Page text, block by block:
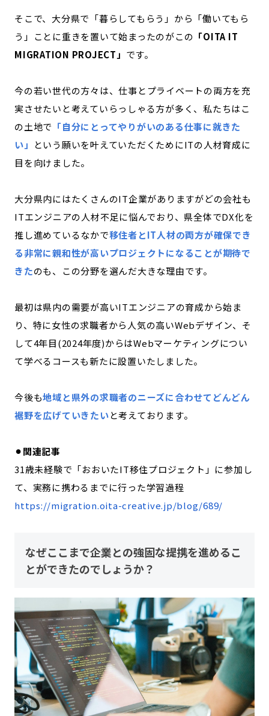
そこで、大分県で「暮らしてもらう」から「働いてもら
う」ことに重きを置いて始まったのがこの 「OITA IT
MIGRATION PROJECT」 です。
今の若い世代の方々は、仕事とプライベートの両方を充
実させたいと考えていらっしゃる方が多く、私たちはこ
の土地で 「自分にとってやりがいのある仕事に就きた
い」
という願いを叶えていただくためにITの人材育成に
目を向けました。
大分県内にはたくさんのIT企業がありますがどの会社も
ITエンジニアの人材不足に悩んでおり、県全体でDX化を
推し進めているなかで移住者とIT人材の両方が確保でき
る非常に親和性が高いプロジェクトになることが期待で
きたのも、この分野を選んだ大きな理由です。
最初は県内の需要が高いITエンジニアの育成から始ま
り、特に女性の求職者から人気の高いWebデザイン、そ
して4年目(2024年度)からはWebマーケティングについ
て学べるコースも新たに設置いたしました。
今後も地域と県外の求職者のニーズに合わせてどんどん
裾野を広げていきたいと考えております。
⚫︎関連記事
31歳未経験で「おおいたIT移住プロジェクト」に参加し
て、実務に携わるまでに行った学習過程
https://migration.oita-creative.jp/blog/689/
なぜここまで企業との強固な提携を進めるこ
とができたのでしょうか？